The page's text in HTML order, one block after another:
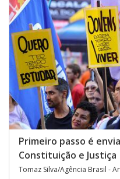
Primeiro passo é
Constituição e Justiça
Tomaz Silva/Agência Brasil -